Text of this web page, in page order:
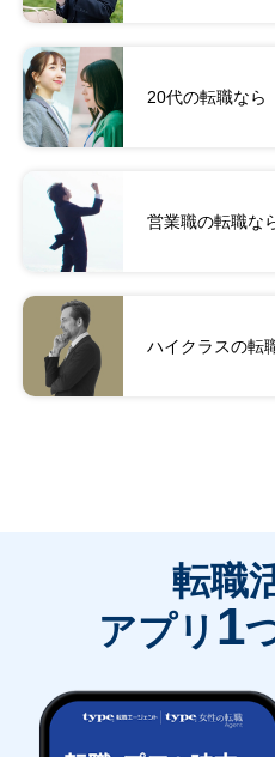
20代の転職なら
営業職の転職な
ハイクラスの転
転職
アプリ 1